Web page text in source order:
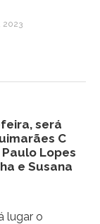
2023
será
C
Paulo Lopes
e Susana
lugar o